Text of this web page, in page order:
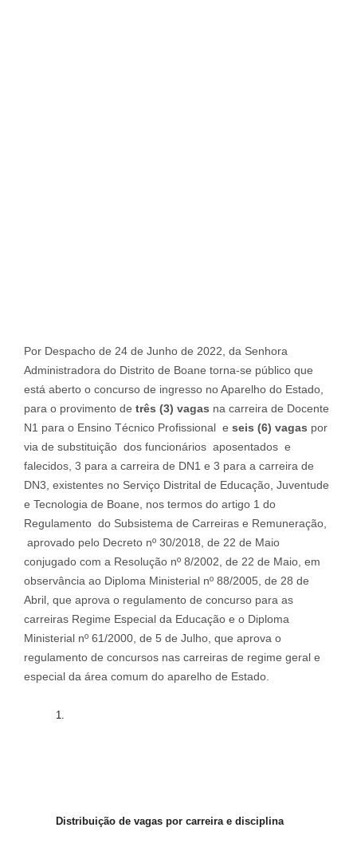
Por Despacho de 24 de Junho de 2022, da Senhora
Administradora do Distrito de Boane torna-se público que
está aberto o concurso de ingresso no Aparelho do Estado,
para o provimento de três (3) vagas na carreira de Docente
N1 para o Ensino Técnico Profissional e seis (6) vagas por
via de substituição dos funcionários aposentados e
falecidos, 3 para a carreira de DN1 e 3 para a carreira de
DN3, existentes no Serviço Distrital de Educação, Juventude
e Tecnologia de Boane, nos termos do artigo 1 do
Regulamento do Subsistema de Carreiras e Remuneração,
aprovado pelo Decreto nº 30/2018, de 22 de Maio
conjugado com a Resolução nº 8/2002, de 22 de Maio, em
observância ao Diploma Ministerial nº 88/2005, de 28 de
Abril, que aprova o regulamento de concurso para as
carreiras Regime Especial da Educação e o Diploma
Ministerial nº 61/2000, de 5 de Julho, que aprova o
regulamento de concursos nas carreiras de regime geral e
especial da área comum do aparelho de Estado.
Distribuição de vagas por carreira e disciplina